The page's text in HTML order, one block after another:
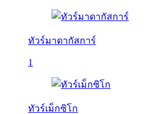
ทัวร์มาดากัสการ์
1
ทัวร์เม็กซิโก